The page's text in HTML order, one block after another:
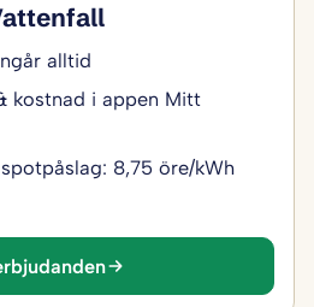
alltid
kostnad i appen Mitt
8,75 öre/kWh